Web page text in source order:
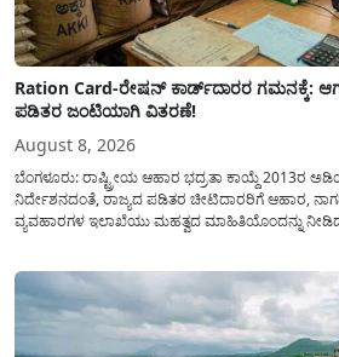
Ration Card-ರೇಷನ್ ಕಾರ್ಡ್‍ದಾರರ ಗಮನಕ್ಕೆ:
ಪಡಿತರ ಜಂಟಿಯಾಗಿ ವಿತರಣೆ!
August 8, 2026
ಬೆಂಗಳೂರು: ರಾಷ್ಟ್ರೀಯ ಆಹಾರ ಭದ್ರತಾ ಕಾಯ್ದೆ 2013ರ
ನಿರ್ದೇಶನದಂತೆ, ರಾಜ್ಯದ ಪಡಿತರ ಚೀಟಿದಾರರಿಗೆ ಆಹಾರ,
ವ್ಯವಹಾರಗಳ ಇಲಾಖೆಯು ಮಹತ್ವದ ಮಾಹಿತಿಯೊಂದನ್ನು